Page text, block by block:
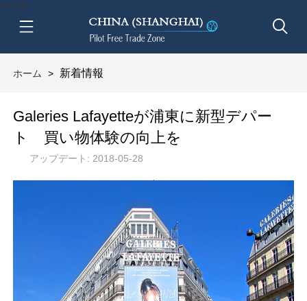
btn-nav
ホーム > 新着情報
​Galeries Lafayetteが浦東に新型デパー
ト 買い物体験の向上を
アップデート: 2018-05-28